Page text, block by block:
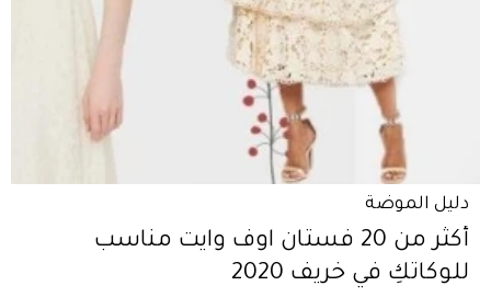
دليل الموضة
أكثر من 20 فستان اوف وايت مناسب
للوكاتكِ في خريف 2020